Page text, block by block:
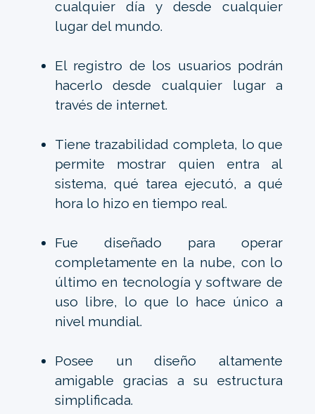
cualquier día y desde cualquier
lugar del mundo.
El registro de los usuarios podrán
hacerlo desde cualquier lugar a
través de internet.
Tiene trazabilidad completa, lo que
permite mostrar quien entra al
sistema, qué tarea ejecutó, a qué
hora lo hizo en tiempo real.
Fue diseñado para operar
completamente en la nube, con lo
último en tecnología y software de
uso libre, lo que lo hace único a
nivel mundial.
Posee un diseño altamente
amigable gracias a su estructura
simplificada.